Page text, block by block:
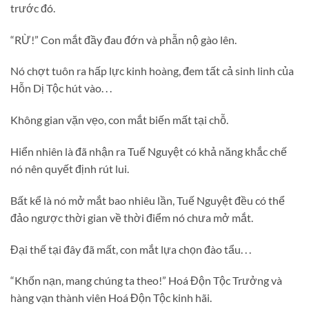
trước đó.
“RỪ!” Con mắt đầy đau đớn và phẫn nộ gào lên.
Nó chợt tuôn ra hấp lực kinh hoàng, đem tất cả sinh linh của
Hỗn Dị Tộc hút vào. . .
Không gian vặn vẹo, con mắt biến mất tại chỗ.
Hiển nhiên là đã nhận ra Tuế Nguyệt có khả năng khắc chế
nó nên quyết định rút lui.
Bất kể là nó mở mắt bao nhiêu lần, Tuế Nguyệt đều có thể
đảo ngược thời gian về thời điểm nó chưa mở mắt.
Đại thế tại đây đã mất, con mắt lựa chọn đào tẩu. . .
“Khốn nạn, mang chúng ta theo!” Hoá Độn Tộc Trưởng và
hàng vạn thành viên Hoá Độn Tộc kinh hãi.